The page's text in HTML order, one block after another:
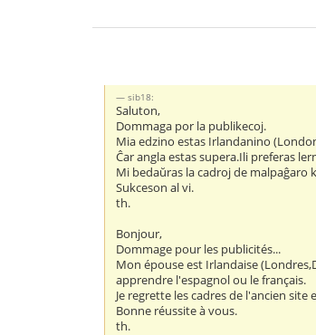
sib18:
Saluton,
Dommaga por la publikecoj.
Mia edzino estas Irlandanino
Ĉar angla estas supera.Ili preferas
Mi bedaŭras la cadroj de malpaĝaro
Sukceson al vi.
th.
Bonjour,
Dommage pour les publicités...
Mon épouse est Irlandaise
apprendre l'espagnol ou le français.
Je regrette les cadres de l'ancien
Bonne réussite à vous.
th.